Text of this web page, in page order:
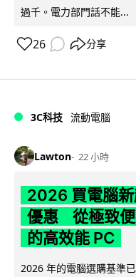
過千。電力部門話不能...
26 分享
3C科技 流動電腦
Lawton 22 小時
2026 買電腦
優惠 從極致便
的高效能 PC
2026 年的電腦選購基準